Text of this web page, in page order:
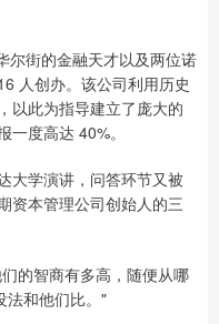
尔街的金融天才以及两位诺
人创办。该公司利用历史
以此为指导建立了庞大的
度高达 40%。
大学演讲，问答环节又被
资本管理公司创始人的三
的智商有多高，随便从哪
法和他们比。"